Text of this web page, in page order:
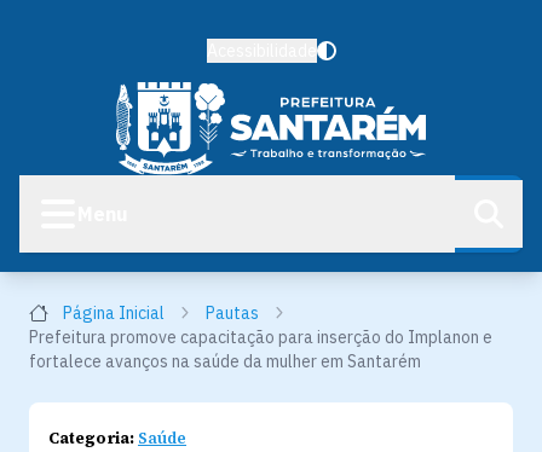
Página Inicial
Pautas
Prefeitura promove capacitação para inserção do Implanon e
fortalece avanços na saúde da mulher em Santarém
Categoria: Saúde